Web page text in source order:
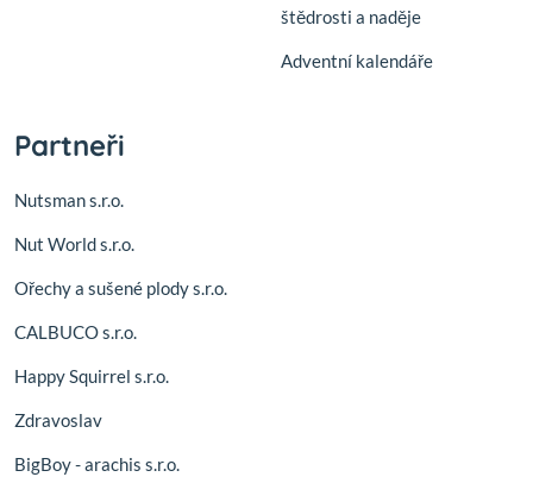
štědrosti a naděje
Adventní kalendáře
Partneři
Nutsman s.r.o.
Nut World s.r.o.
Ořechy a sušené plody s.r.o.
CALBUCO s.r.o.
Happy Squirrel s.r.o.
Zdravoslav
BigBoy - arachis s.r.o.